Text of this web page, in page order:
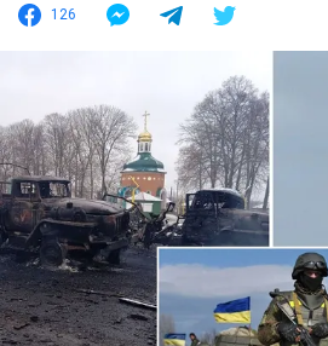
126